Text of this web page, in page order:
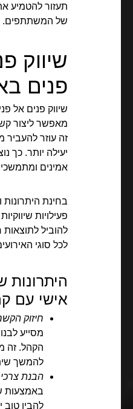
תעזור להטמיע
של המשתתפים.
שיווק
פנים
שיווק פנים אל
מאפשר ליצור
זה עוזר להעביר
יעילה יותר. כך
אמינים
בחינת
פעילויות
להוביל לתוצאות
לכל סוגי
היתרונות
אישי עם
חיזוק
מסייע
הקהל. זה
להמשך
הבנת
באמצעות
להבין טוב